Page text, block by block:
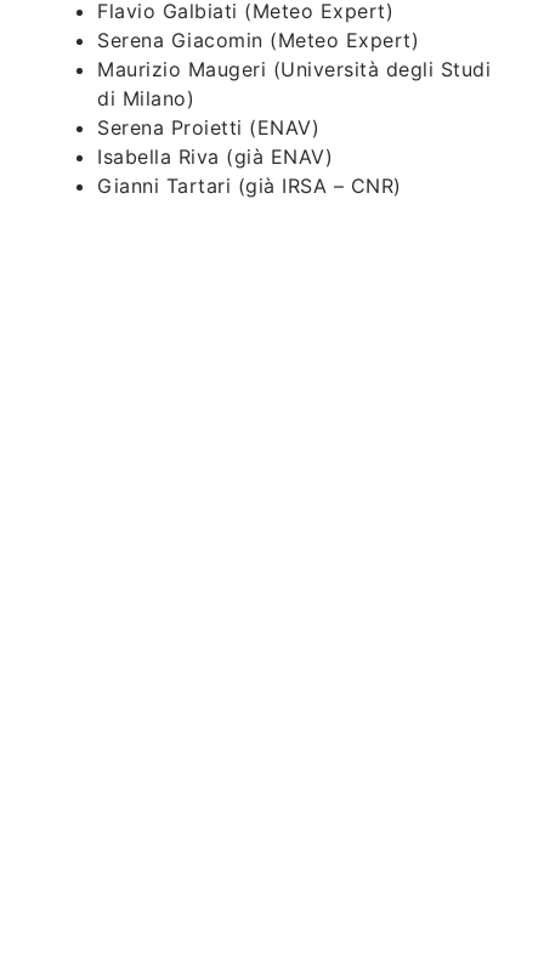
Flavio Galbiati (Meteo Expert)
Serena Giacomin (Meteo Expert)
Maurizio Maugeri (Università degli Studi
di Milano)
Serena Proietti (ENAV)
Isabella Riva (già ENAV)
Gianni Tartari (già IRSA – CNR)